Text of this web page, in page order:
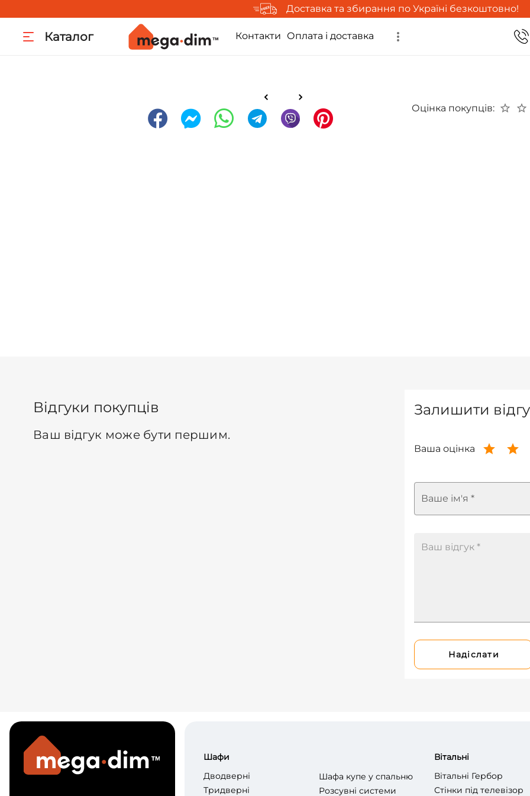
Доставка та збирання по Україні безкоштовно!
Каталог Контакти Оплата і доставка
Оцінка покупців:
Відгуки покупців
Ваш відгук може бути першим.
Залишити
Ваша оцінка
Ваше ім'я *
Надіслати
Шафи
Дводверні
Тридверні
Шафа купе у спальню
Розсувні системи
Вітальні
Вітальні Гербор
Стінки під телевізор